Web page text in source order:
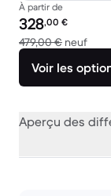
À partir de
Prix reconditionné :
328,00 €
479,00 € neuf
Voir les
Aperçu des